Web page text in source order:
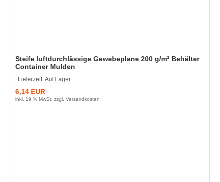
Steife luftdurchlässige Gewebeplane 200 g/m² Behälter
Container Mulden
Lieferzeit:Auf Lager
6,14 EUR
inkl. 19 % MwSt. zzgl. Versandkosten